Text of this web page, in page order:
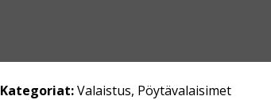
Kategoriat:Valaistus, Pöytävalaisimet